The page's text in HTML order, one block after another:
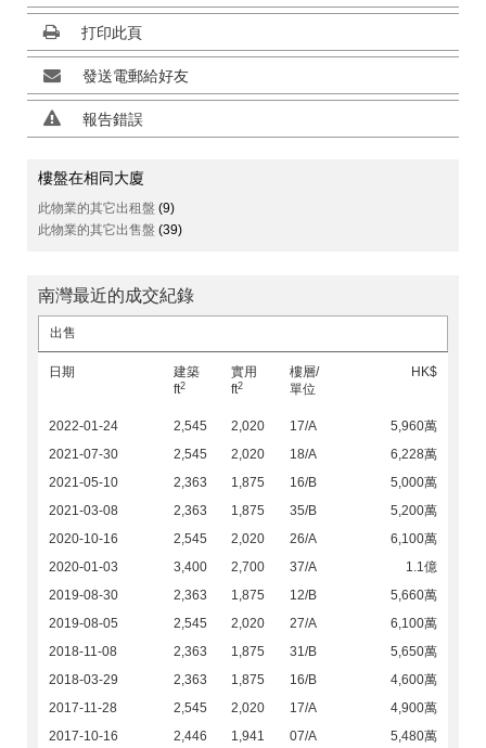
打印此頁
發送電郵給好友
報告錯誤
樓盤在相同大廈
此物業的其它出租盤 (9)
此物業的其它出售盤 (39)
南灣最近的成交紀錄
出售
日期
建築
ft2
實用
ft2
樓層/
單位
HK$
2022-01-24 2,545 2,020 17/A
5,960萬
2021-07-30
2,545 2,020 18/A
6,228萬
2021-05-10
2,363 1,875 16/B
5,000萬
2021-03-08
2,363 1,875 35/B
5,200萬
2020-10-16
2,545 2,020 26/A
6,100萬
2020-01-03
3,400 2,700 37/A
1.1億
2019-08-30
2,363 1,875 12/B
5,660萬
2019-08-05
2,545 2,020 27/A
6,100萬
2018-11-08
2,363 1,875 31/B
5,650萬
2018-03-29
2,363 1,875 16/B
4,600萬
2017-11-28
2,545 2,020 17/A
4,900萬
2017-10-16
2,446 1,941 07/A 5,480萬